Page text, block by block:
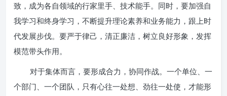
致，成为各自领域的行家里手、技术能手。同时，要加强自
我学习和终身学习，不断提升理论素养和业务能力，跟上时
代发展步伐。要严于律己，清正廉洁，树立良好形象，发挥
模范带头作用。
对于集体而言，要形成合力，协同作战。一个单位、一
个部门、一个团队，只有心往一处想、劲往一处使，才能形